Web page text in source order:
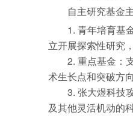
自主研究基金
1. 青年培育基
立开展探索性研究
2. 重点基金：
术生长点和突破方
3. 张大煜科技
及其他灵活机动的